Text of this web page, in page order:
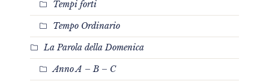
Tempi forti
Tempo Ordinario
La Parola della Domenica
Anno A – B – C